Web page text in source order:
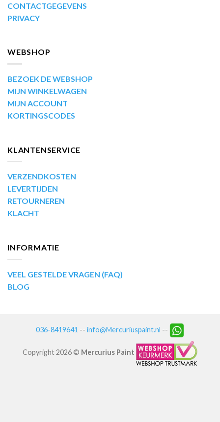
CONTACTGEGEVENS
PRIVACY
WEBSHOP
BEZOEK DE WEBSHOP
MIJN WINKELWAGEN
MIJN ACCOUNT
KORTINGSCODES
KLANTENSERVICE
VERZENDKOSTEN
LEVERTIJDEN
RETOURNEREN
KLACHT
INFORMATIE
VEEL GESTELDE VRAGEN (FAQ)
BLOG
036-8419641 -- info@Mercuriuspaint.nl --
Copyright 2026 © Mercurius Paint